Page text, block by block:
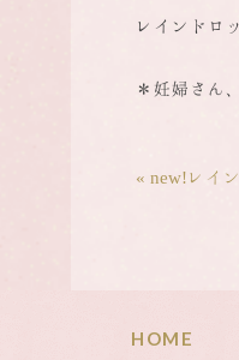
HOME
レインドロ
＊妊婦さん
投
シ
« new!レイ